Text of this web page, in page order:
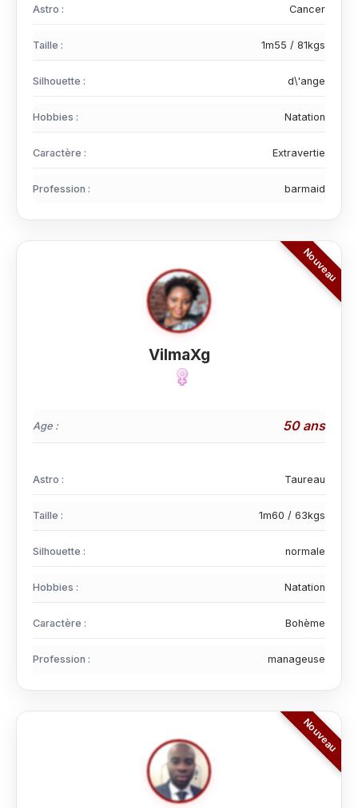
Astro : Cancer
Taille : 1m55 / 81kgs
Silhouette : d\'ange
Hobbies : Natation
Caractère : Extravertie
Profession : barmaid
VilmaXg
Age : 50 ans
Astro : Taureau
Taille : 1m60 / 63kgs
Silhouette : normale
Hobbies : Natation
Caractère : Bohème
Profession : manageuse